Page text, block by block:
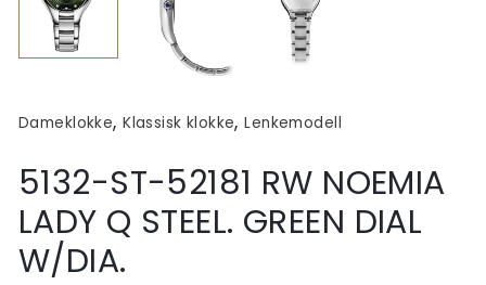
Dameklokke,Klassisk klokke,Lenkemodell
5132-ST-52181 RW NOEMIA
LADY Q STEEL. GREEN DIAL
W/DIA.